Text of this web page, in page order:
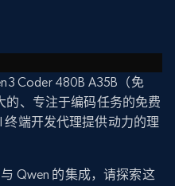
Coder 480B A35B（免
的、专注于编码任务的免费
终端开发代理提供动力的理
Qwen 的集成，请探索这